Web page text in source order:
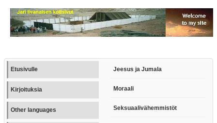
Etusivulle
Kirjoituksia
Other languages
Jeesus ja Jumala
Moraali
Seksuaalivähemmistöt